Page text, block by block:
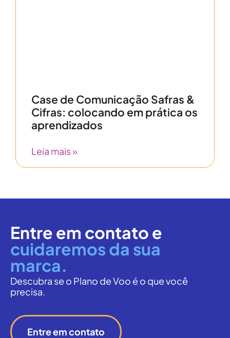
Case de Comunicação Safras &
Cifras: colocando em prática os
aprendizados
Leia mais »
Entre em contato e
cuidaremos da sua
marca.
Descubra se o Plano de Voo é o que você
precisa.
Entre em contato